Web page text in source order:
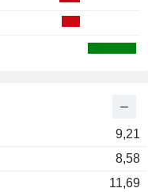
9,21
8,58
11,69